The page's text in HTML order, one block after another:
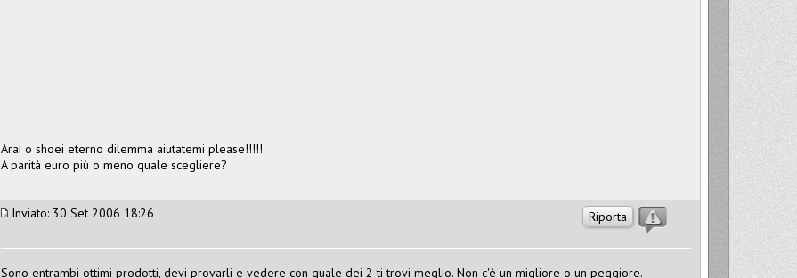
Arai o shoei eterno dilemma aiutatemi please!!!!!
A parità euro più o meno quale scegliere?
Riporta
Inviato: 30 Set 2006 18:26
Sono entrambi ottimi prodotti, devi provarli e vedere con quale dei 2 ti trovi meglio. Non c'è un migliore o un peggiore.